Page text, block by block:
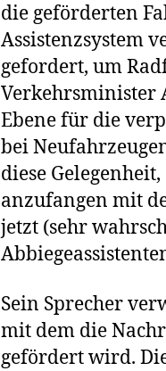
die geförderten
Assistenzsystem
gefordert, um
Verkehrsminister
Ebene für die
bei
diese
anzufangen mit
jetzt (sehr
Sein Sprecher
mit dem die
gefördert wird.